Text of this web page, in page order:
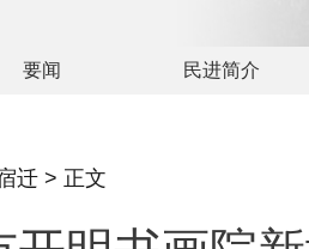
要闻 民进简介
迁 > 正文